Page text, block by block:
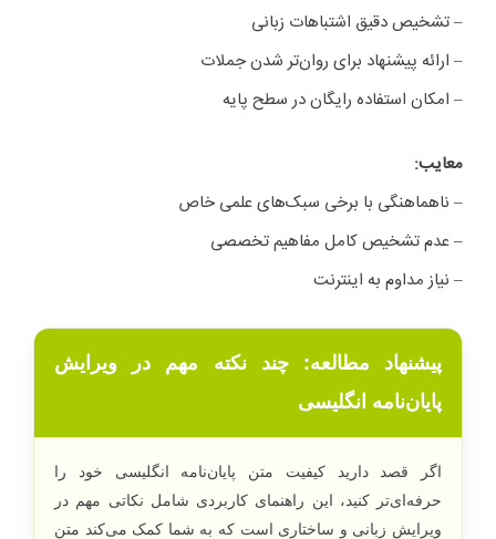
– تشخیص دقیق اشتباهات زبانی
– ارائه پیشنهاد برای روان‌تر شدن جملات
– امکان استفاده رایگان در سطح پایه
معایب:
– ناهماهنگی با برخی سبک‌های علمی خاص
– عدم تشخیص کامل مفاهیم تخصصی
– نیاز مداوم به اینترنت
پیشنهاد مطالعه: چند نکته مهم در ویرایش
پایان‌نامه‌ انگلیسی
اگر قصد دارید کیفیت متن پایان‌نامه انگلیسی خود را
حرفه‌ای‌تر کنید، این راهنمای کاربردی شامل نکاتی مهم در
ویرایش زبانی و ساختاری است که به شما کمک می‌کند متن